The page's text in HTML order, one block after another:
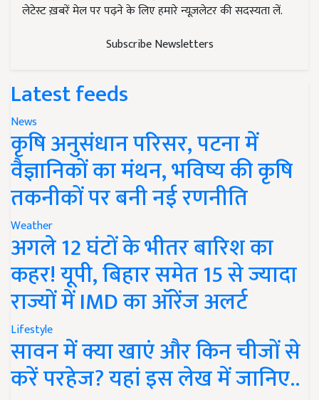
लेटेस्ट ख़बरें मेल पर पढ़ने के लिए हमारे न्यूज़लेटर की सदस्यता लें.
Subscribe Newsletters
Latest feeds
News
कृषि अनुसंधान परिसर, पटना में
वैज्ञानिकों का मंथन, भविष्य की कृषि
तकनीकों पर बनी नई रणनीति
Weather
अगले 12 घंटों के भीतर बारिश का
कहर! यूपी, बिहार समेत 15 से ज्यादा
राज्यों में IMD का ऑरेंज अलर्ट
Lifestyle
सावन में क्या खाएं और किन चीजों से
करें परहेज? यहां इस लेख में जानिए..